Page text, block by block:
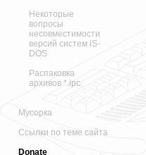
Некоторые
вопросы
несовместимости
версий систем iS-
DOS
Распаковка
архивов *.ipc
Мусорка
Ссылки по теме сайта
Donate